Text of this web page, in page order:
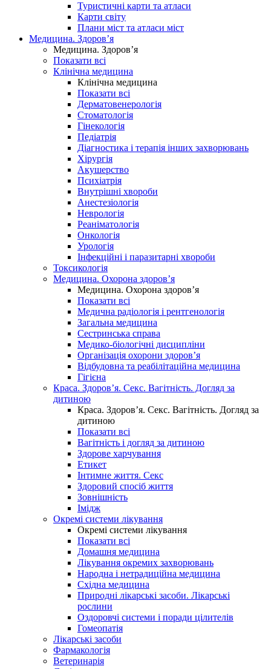
Туристичні карти та атласи
Карти світу
Плани міст та атласи міст
Медицина. Здоров’я
Медицина. Здоров’я
Показати всі
Клінічна медицина
Клінічна медицина
Показати всі
Дерматовенерологія
Стоматологія
Гінекологія
Педіатрія
Діагностика і терапія інших захворювань
Хірургія
Акушерство
Психіатрія
Внутрішні хвороби
Анестезіологія
Неврологія
Реаніматологія
Онкологія
Урологія
Інфекційні і паразитарні хвороби
Токсикологія
Медицина. Охорона здоров’я
Медицина. Охорона здоров’я
Показати всі
Медична радіологія і рентгенологія
Загальна медицина
Сестринська справа
Медико-біологічні дисципліни
Організація охорони здоров’я
Відбудовна та реабілітаційна медицина
Гігієна
Краса. Здоров’я. Секс. Вагітність. Догляд за
дитиною
Краса. Здоров’я. Секс. Вагітність. Догляд за
дитиною
Показати всі
Вагітність і догляд за дитиною
Здорове харчування
Етикет
Інтимне життя. Секс
Здоровий спосіб життя
Зовнішність
Імідж
Окремі системи лікування
Окремі системи лікування
Показати всі
Домашня медицина
Лікування окремих захворювань
Народна і нетрадиційна медицина
Східна медицина
Природні лікарські засоби. Лікарські
рослини
Оздоровчі системи і поради цілителів
Гомеопатія
Лікарські засоби
Фармакологія
Ветеринарія